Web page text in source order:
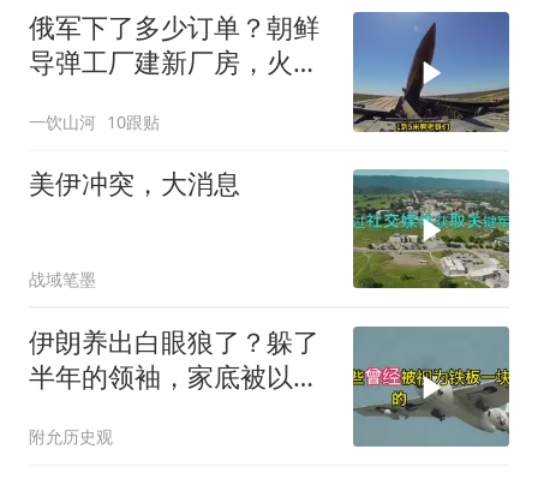
俄军下了多少订单？朝鲜
导弹工厂建新厂房，火星
一饮山河 10跟贴
美伊冲突，大消息
战域笔墨
伊朗养出白眼狼了？躲了
半年的领袖，家底被以色
附允历史观